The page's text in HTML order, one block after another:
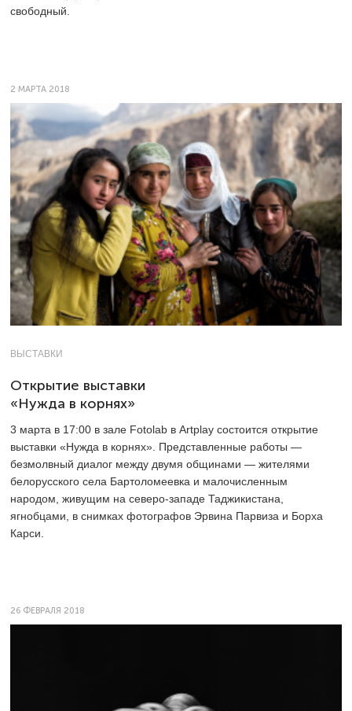
свободный.
2 МАРТА 2018
ВЫСТАВКИ
Открытие выставки
«Нужда в корнях»
3 марта в 17:00 в зале Fotolab в Artplay состоится открытие
выставки «Нужда в корнях». Представленные работы —
безмолвный диалог между двумя общинами — жителями
белорусского села Бартоломеевка и малочисленным
народом, живущим на северо-западе Таджикистана,
ягнобцами, в снимках фотографов Эрвина Парвиза и Борха
Карси.
26 ФЕВРАЛЯ 2018